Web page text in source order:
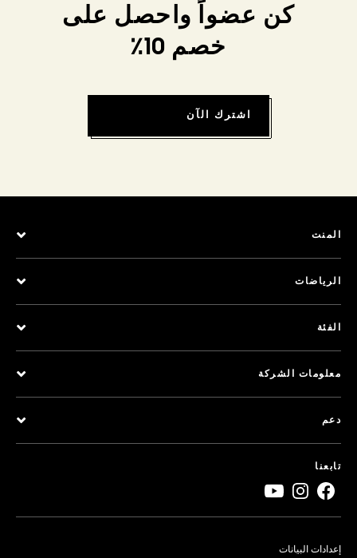
كن عضواً واحصل على
خصم 10٪
اشترك الآن
المنت
الرياضات
الفئة
معلومات الشركة
دعم
تابعنا
إعدادات البيانات